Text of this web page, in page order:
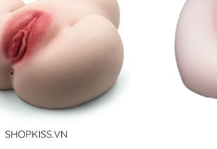
nữ 1m59 Đầu Silicone Thân TPE
Long nữ 1m59 Đầu Silicone Thân
Tiểu Long nữ 1m59 Đầu Silicone
nữ 1m59 Đầu Silicone